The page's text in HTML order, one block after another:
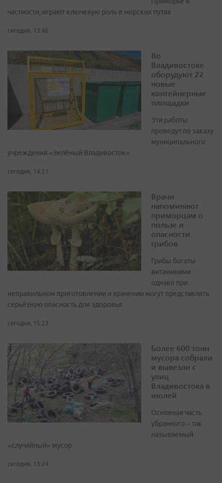
частности, играют ключевую роль в морских путях
сегодня, 13:46
Во
Владивостоке
оборудуют 22
новые
контейнерные
площадки
Эти работы
проведут по заказу
муниципального
учреждения «Зелёный Владивосток»
сегодня, 14:21
Врачи
напоминают
приморцам о
пользе и
опасности
грибов
Грибы богаты
витаминами
однако при
неправильном приготовлении и хранении могут представлять
серьёзную опасность для здоровья
сегодня, 15:23
Более 600 тонн
мусора собрали
и вывезли с
улиц
Владивостока в
июлей
Основная часть
убранного – так
называемый
«случайный» мусор
сегодня, 13:24